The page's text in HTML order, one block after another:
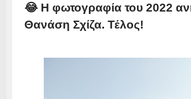
😂 Η φωτογραφία του 2022
Θανάση Σχίζα. Τέλος!